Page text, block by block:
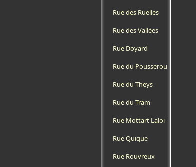
Rue des Ruelles
Rue des Vallées
Rue Doyard
Rue du Pousserou
Rue du Theys
Rue du Tram
Rue Mottart Laloi
Rue Quique
Rue Rouvreux